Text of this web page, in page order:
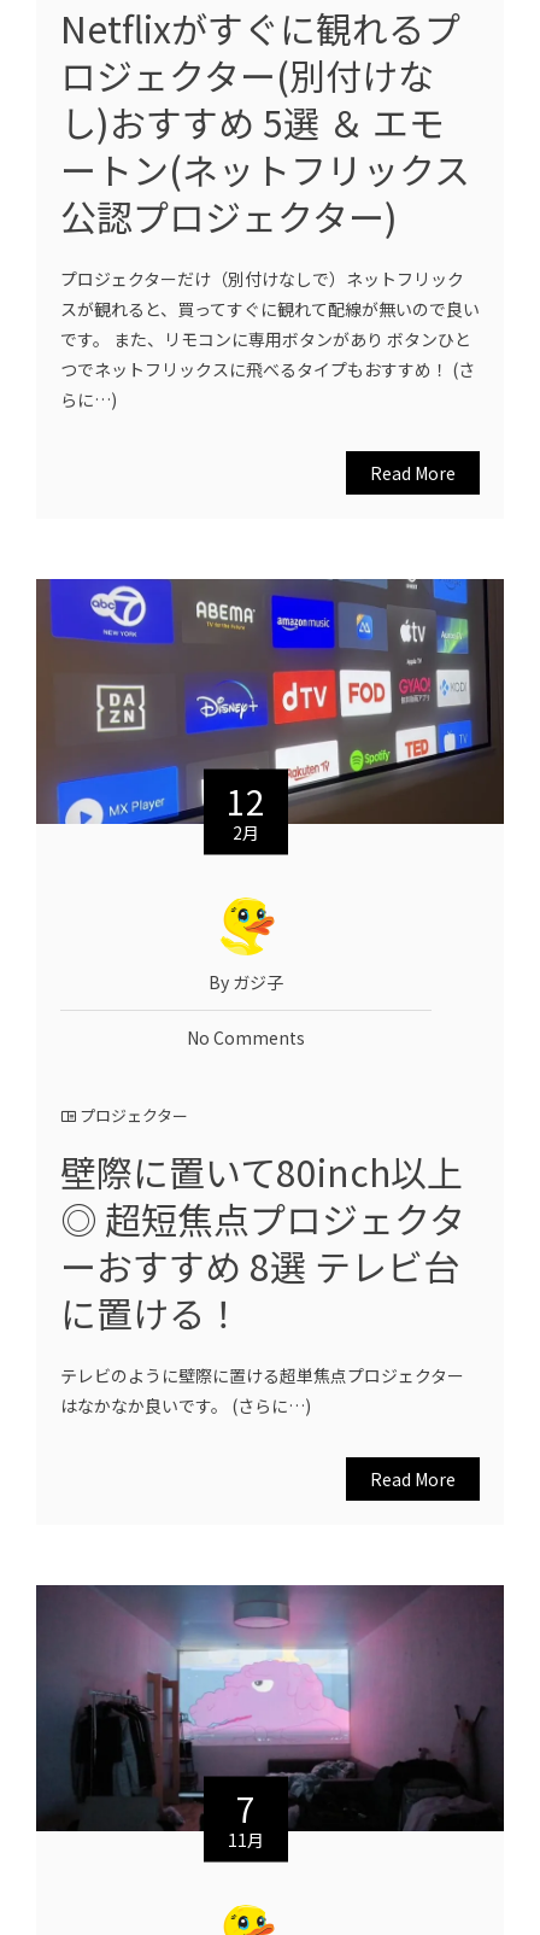
Netflixがすぐに観れるプ
ロジェクター(別付けな
し)おすすめ 5選 ＆ エモ
ートン(ネットフリックス
公認プロジェクター)
プロジェクターだけ（別付けなしで）ネットフリック
スが観れると、買ってすぐに観れて配線が無いので良い
です。 また、リモコンに専用ボタンがあり ボタンひと
つでネットフリックスに飛べるタイプもおすすめ！ (さ
らに…)
Read More
12
2月
By ガジ子
No Comments
プロジェクター
壁際に置いて80inch以上
◎ 超短焦点プロジェクタ
ーおすすめ 8選 テレビ台
に置ける！
テレビのように壁際に置ける超単焦点プロジェクター
はなかなか良いです。 (さらに…)
Read More
7
11月